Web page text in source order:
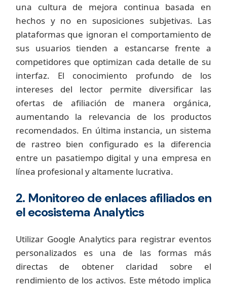
una cultura de mejora continua basada en
hechos y no en suposiciones subjetivas. Las
plataformas que ignoran el comportamiento de
sus usuarios tienden a estancarse frente a
competidores que optimizan cada detalle de su
interfaz. El conocimiento profundo de los
intereses del lector permite diversificar las
ofertas de afiliación de manera orgánica,
aumentando la relevancia de los productos
recomendados. En última instancia, un sistema
de rastreo bien configurado es la diferencia
entre un pasatiempo digital y una empresa en
línea profesional y altamente lucrativa.
2. Monitoreo de enlaces afiliados en
el ecosistema Analytics
Utilizar Google Analytics para registrar eventos
personalizados es una de las formas más
directas de obtener claridad sobre el
rendimiento de los activos. Este método implica